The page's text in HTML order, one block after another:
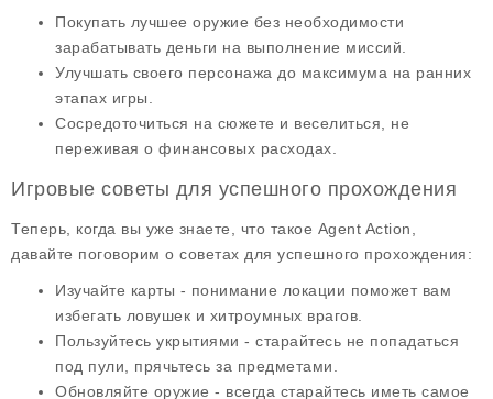
Покупать лучшее оружие без необходимости
зарабатывать деньги на выполнение миссий.
Улучшать своего персонажа до максимума на ранних
этапах игры.
Сосредоточиться на сюжете и веселиться, не
переживая о финансовых расходах.
Игровые советы для успешного прохождения
Теперь, когда вы уже знаете, что такое Agent Action,
давайте поговорим о советах для успешного прохождения:
Изучайте карты - понимание локации поможет вам
избегать ловушек и хитроумных врагов.
Пользуйтесь укрытиями - старайтесь не попадаться
под пули, прячьтесь за предметами.
Обновляйте оружие - всегда старайтесь иметь самое